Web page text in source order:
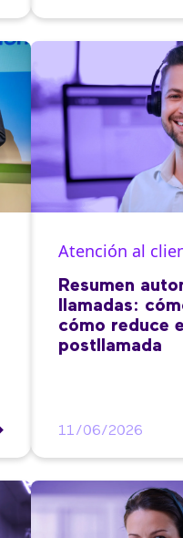
Atención al
Resumen
llamadas:
cómo reduce
postllamada
11/06/2026